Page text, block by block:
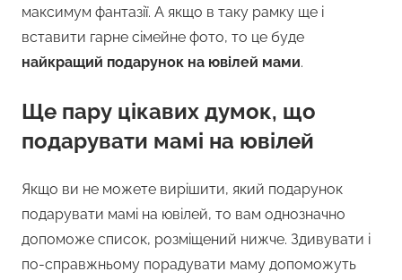
максимум фантазії. А якщо в таку рамку ще і
вставити гарне сімейне фото, то це буде
найкращий подарунок на ювілей мами.
Ще пару цікавих думок, що
подарувати мамі на ювілей
Якщо ви не можете вирішити, який подарунок
подарувати мамі на ювілей, то вам однозначно
допоможе список, розміщений нижче. Здивувати і
по-справжньому порадувати маму допоможуть